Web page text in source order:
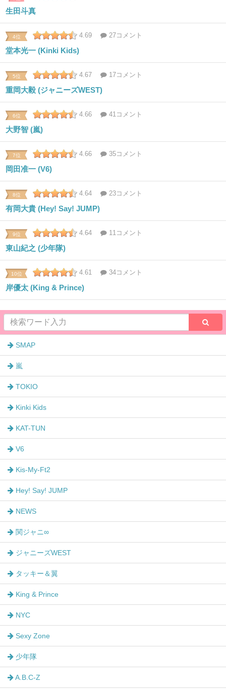
生田斗真
4位 4.69 27コメント
堂本光一 (Kinki Kids)
5位 4.67 17コメント
重岡大毅 (ジャニーズWEST)
6位 4.66 41コメント
大野智 (嵐)
7位 4.66 35コメント
岡田准一 (V6)
8位 4.64 23コメント
有岡大貴 (Hey! Say! JUMP)
9位 4.64 11コメント
東山紀之 (少年隊)
10位 4.61 34コメント
岸優太 (King & Prince)
SMAP
嵐
TOKIO
Kinki Kids
KAT-TUN
V6
Kis-My-Ft2
Hey! Say! JUMP
NEWS
関ジャニ∞
ジャニーズWEST
タッキー＆翼
King & Prince
NYC
Sexy Zone
少年隊
A.B.C-Z